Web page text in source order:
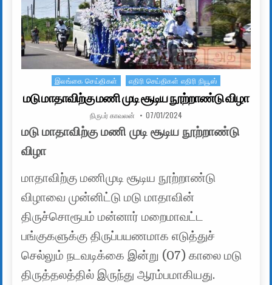
Posted in
இலங்கை செய்திகள் எதிரி செய்திகள் எதிரி நியூஸ்
மடு மாதாவிற்கு மணி முடி சூடிய நூற்றாண்டு விழா
AUTHOR:
நிருபர் காவலன் PUBLISHED DATE:
07/01/2024
மடு மாதாவிற்கு மணி முடி சூடிய நூற்றாண்டு
விழா
மாதாவிற்கு மணிமுடி சூடிய நூற்றாண்டு
விழாவை முன்னிட்டு மடு மாதாவின்
திருச்சொரூபம் மன்னார் மறைமாவட்ட
பங்குகளுக்கு திருப்பயணமாக எடுத்துச்
செல்லும் நடவடிக்கை இன்று (07) காலை மடு
திருத்தலத்தில் இருந்து ஆரம்பமாகியது.